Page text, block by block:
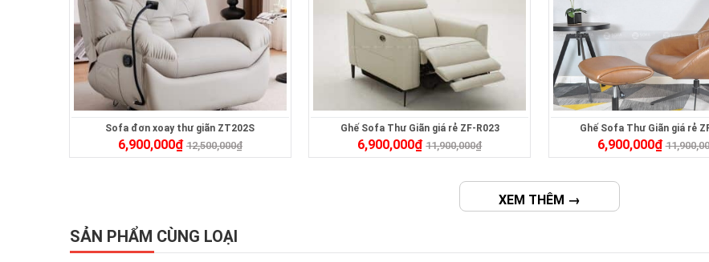
Sofa đơn xoay thư giãn ZT202S
6,900,000₫ 12,500,000₫
Ghế Sofa Thư Giãn giá rẻ ZF-R023
6,900,000₫ 11,900,000₫
Ghế Sofa Thư Giãn giá rẻ
6,900,000₫
XEM THÊM →
SẢN PHẨM CÙNG LOẠI